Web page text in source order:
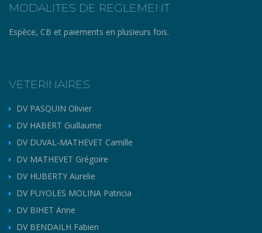
MODALITES DE REGLEMENT
Espèce, CB et paiements en plusieurs fois.
VETERINAIRES
DV PASQUIN Olivier
DV HABERT Guillaume
DV DUVAL-MATHEVET Camille
DV MATHEVET Grégoire
DV HUBERTY Aurelie
DV PUYOLES MOLINA Patricia
DV BIHET Anne
DV BENDAILH Fabien